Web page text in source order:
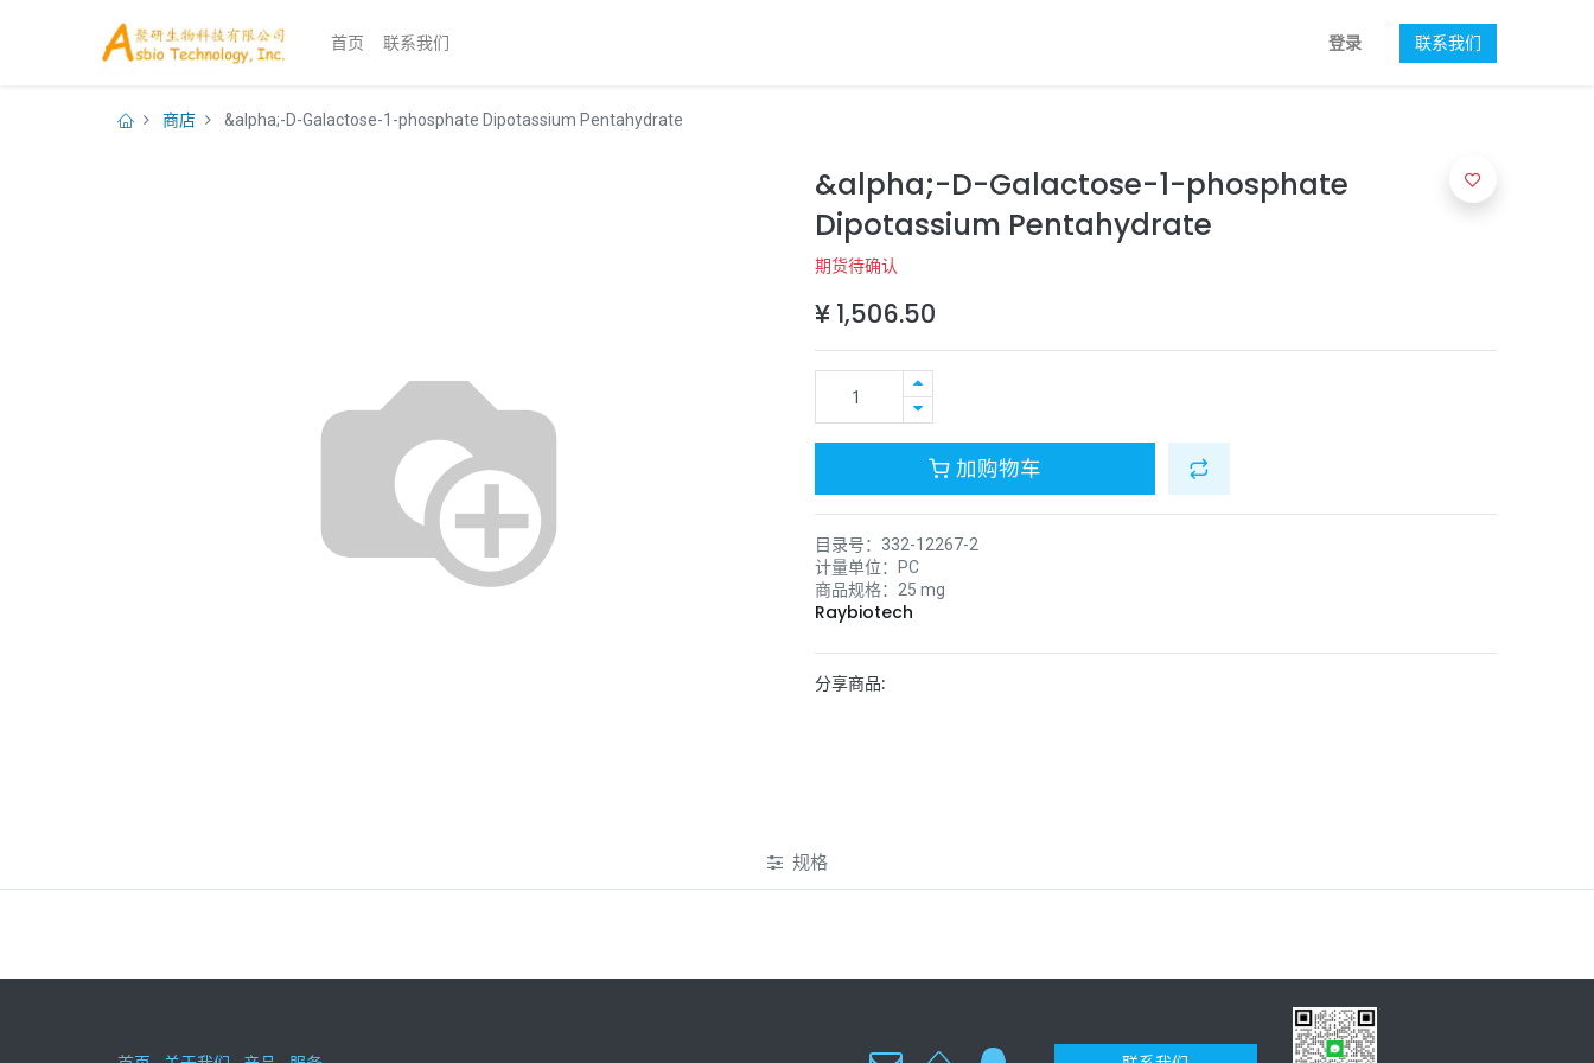
首页 联系我们 登录 联系我们
商店 &alpha;-D-Galactose-1-phosphate Dipotassium Pentahydrate
&alpha;-D-Galactose-1-phosphate
Dipotassium Pentahydrate
期货待确认
¥ 1,506.50
加购物车
目录号： 332-12267-2
计量单位：
PC
商品规格： 25 mg
Raybiotech
分享商品:
规格